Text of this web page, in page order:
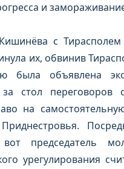
и
с
их, обвинив
была объявлена
стол переговоров
на
председатель
урегулирования